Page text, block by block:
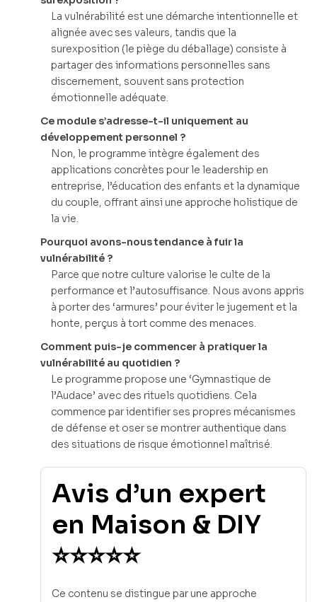
La vulnérabilité est une démarche intentionnelle et
alignée avec ses valeurs, tandis que la
surexposition (le piège du déballage) consiste à
partager des informations personnelles sans
discernement, souvent sans protection
émotionnelle adéquate.
Ce module s’adresse-t-il uniquement au
développement personnel ?
Non, le programme intègre également des
applications concrètes pour le leadership en
entreprise, l’éducation des enfants et la dynamique
du couple, offrant ainsi une approche holistique de
la vie.
Pourquoi avons-nous tendance à fuir la
vulnérabilité ?
Parce que notre culture valorise le culte de la
performance et l’autosuffisance. Nous avons appris
à porter des ‘armures’ pour éviter le jugement et la
honte, perçus à tort comme des menaces.
Comment puis-je commencer à pratiquer la
vulnérabilité au quotidien ?
Le programme propose une ‘Gymnastique de
l’Audace’ avec des rituels quotidiens. Cela
commence par identifier ses propres mécanismes
de défense et oser se montrer authentique dans
des situations de risque émotionnel maîtrisé.
Avis d’un expert
en Maison & DIY
⭐⭐⭐⭐⭐
Ce contenu se distingue par une approche